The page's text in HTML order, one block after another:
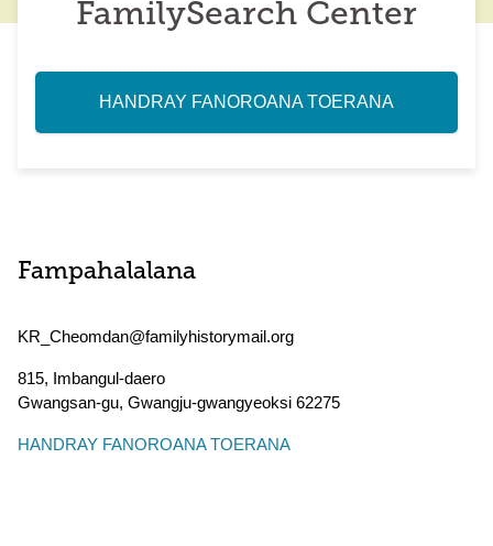
FamilySearch Center
HANDRAY FANOROANA TOERANA
Fampahalalana
KR_Cheomdan@familyhistorymail.org
815, Imbangul-daero
Gwangsan-gu, Gwangju-gwangyeoksi 62275
HANDRAY FANOROANA TOERANA